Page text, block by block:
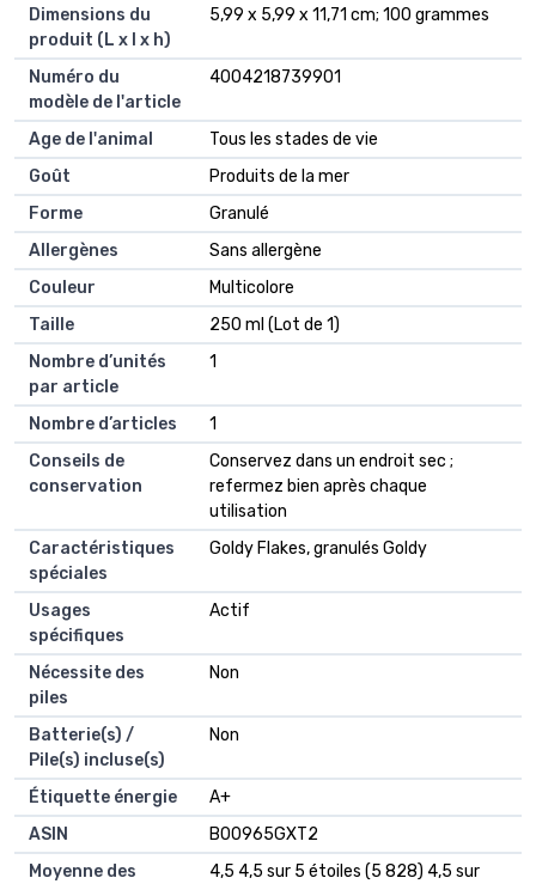
Dimensions du
produit (L x l x h)
‎5,99 x 5,99 x 11,71 cm; 100 grammes
Numéro du
modèle de l'article
‎4004218739901
Age de l'animal
‎Tous les stades de vie
Goût
‎Produits de la mer
Forme
‎Granulé
Allergènes
‎Sans allergène
Couleur
‎Multicolore
Taille
‎250 ml (Lot de 1)
Nombre d’unités
par article
‎1
Nombre d’articles
‎1
Conseils de
conservation
‎Conservez dans un endroit sec ;
refermez bien après chaque
utilisation
Caractéristiques
spéciales
‎Goldy Flakes, granulés Goldy
Usages
spécifiques
‎Actif
Nécessite des
piles
‎Non
Batterie(s) /
Pile(s) incluse(s)
‎Non
Étiquette énergie
‎A+
ASIN
B00965GXT2
Moyenne des
4,5 4,5 sur 5 étoiles (5 828) 4,5 sur